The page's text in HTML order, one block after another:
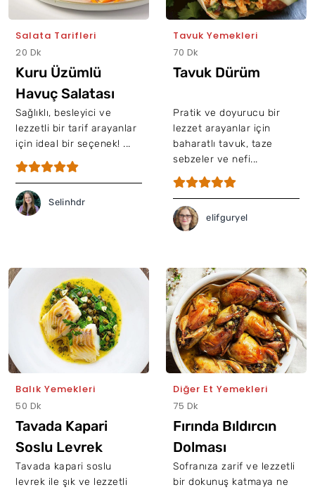
Salata Tarifleri
20 Dk
Kuru Üzümlü
Havuç Salatası
Sağlıklı, besleyici ve
lezzetli bir tarif arayanlar
için ideal bir seçenek! ...
Selinhdr
Tavuk Yemekleri
70 Dk
Tavuk Dürüm
Pratik ve doyurucu bir
lezzet arayanlar için
baharatlı tavuk, taze
sebzeler ve nefi...
elifguryel
Balık Yemekleri
50 Dk
Tavada Kapari
Soslu Levrek
Tavada kapari soslu
levrek ile şık ve lezzetli
Diğer Et Yemekleri
75 Dk
Fırında Bıldırcın
Dolması
Sofranıza zarif ve lezzetli
bir dokunuş katmaya ne